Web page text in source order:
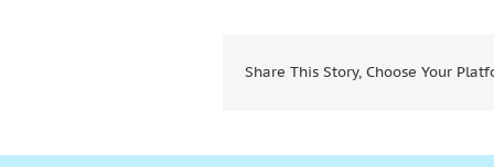
Share This Story, Choose Your